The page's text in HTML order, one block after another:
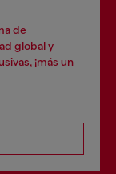
de
global y
¡más un